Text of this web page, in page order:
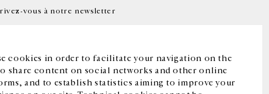
cookies in order to facilitate your navigation on the
share content on social networks and other online
and to establish statistics aiming to improve your
vous à notre newsletter